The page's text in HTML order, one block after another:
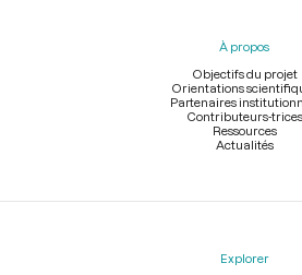
À propos
Objectifs du projet
Orientations
Partenaires
Contributeurs-trices
Ressources
Actualités
Explorer